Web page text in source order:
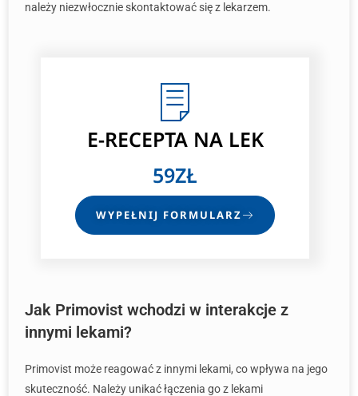
należy niezwłocznie skontaktować się z lekarzem.
E-RECEPTA NA LEK
59ZŁ
WYPEŁNIJ FORMULARZ
Jak Primovist wchodzi w interakcje z
innymi lekami?
Primovist może reagować z innymi lekami, co wpływa na jego
skuteczność. Należy unikać łączenia go z lekami